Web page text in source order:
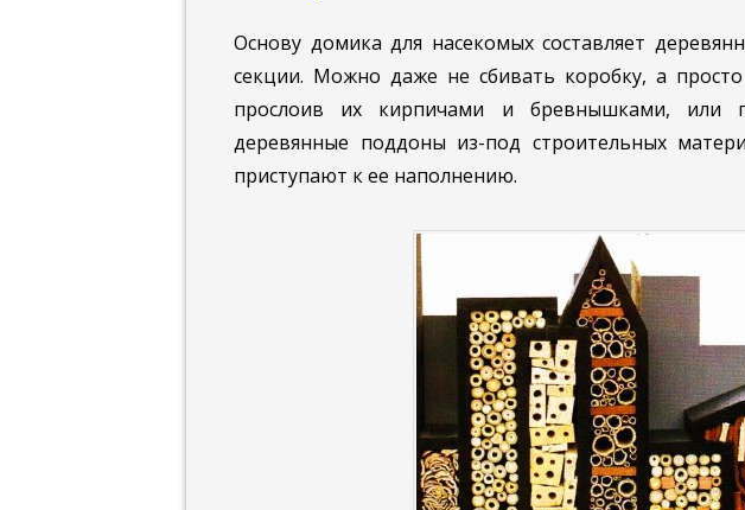
Основу домика для насекомых составляет
секции. Можно даже не сбивать коробку, а
прослоив их кирпичами и бревнышками, или
деревянные поддоны из-под строительных
приступают к ее наполнению.